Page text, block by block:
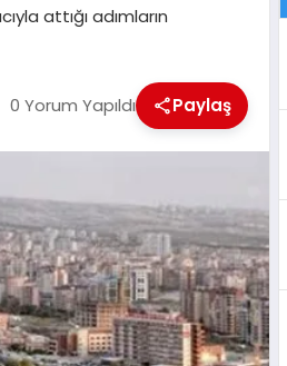
attığı adımların
0 Yorum Yapıldı Paylaş